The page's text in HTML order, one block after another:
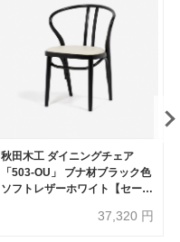
秋田木工 ダイニングチェア
「503-OU」 ブナ材ブラック色
ソフトレザーホワイト【セール
37,320 円